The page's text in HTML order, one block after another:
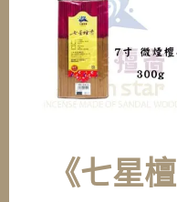
《七星檀